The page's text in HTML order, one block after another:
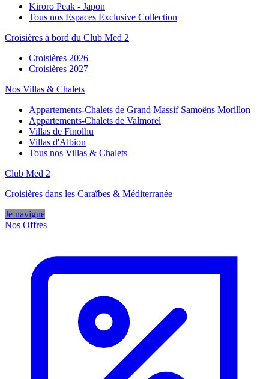
Kiroro Peak - Japon
Tous nos Espaces Exclusive Collection
Croisières à bord du Club Med 2
Croisières 2026
Croisières 2027
Nos Villas & Chalets
Appartements-Chalets de Grand Massif Samoëns Morillon
Appartements-Chalets de Valmorel
Villas de Finolhu
Villas d'Albion
Tous nos Villas & Chalets
Club Med 2
Croisières dans les Caraïbes & Méditerranée
Je navigue
Nos Offres